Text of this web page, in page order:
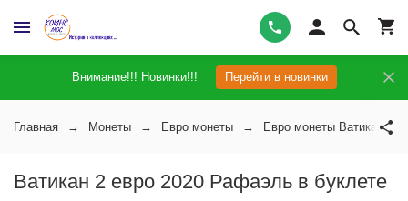
Внимание!!! Новинки!!! Перейти в новинки
Главная Монеты Евро монеты Евро монеты Ватикана
Ватикан 2 евро 2020 Рафаэль в буклете